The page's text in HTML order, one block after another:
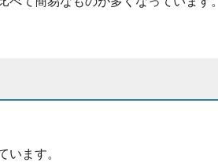
います。